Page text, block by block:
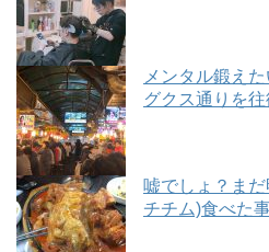
メンタル鍛え
グクス通りを往
嘘でしょ？ま
チチム)食べた